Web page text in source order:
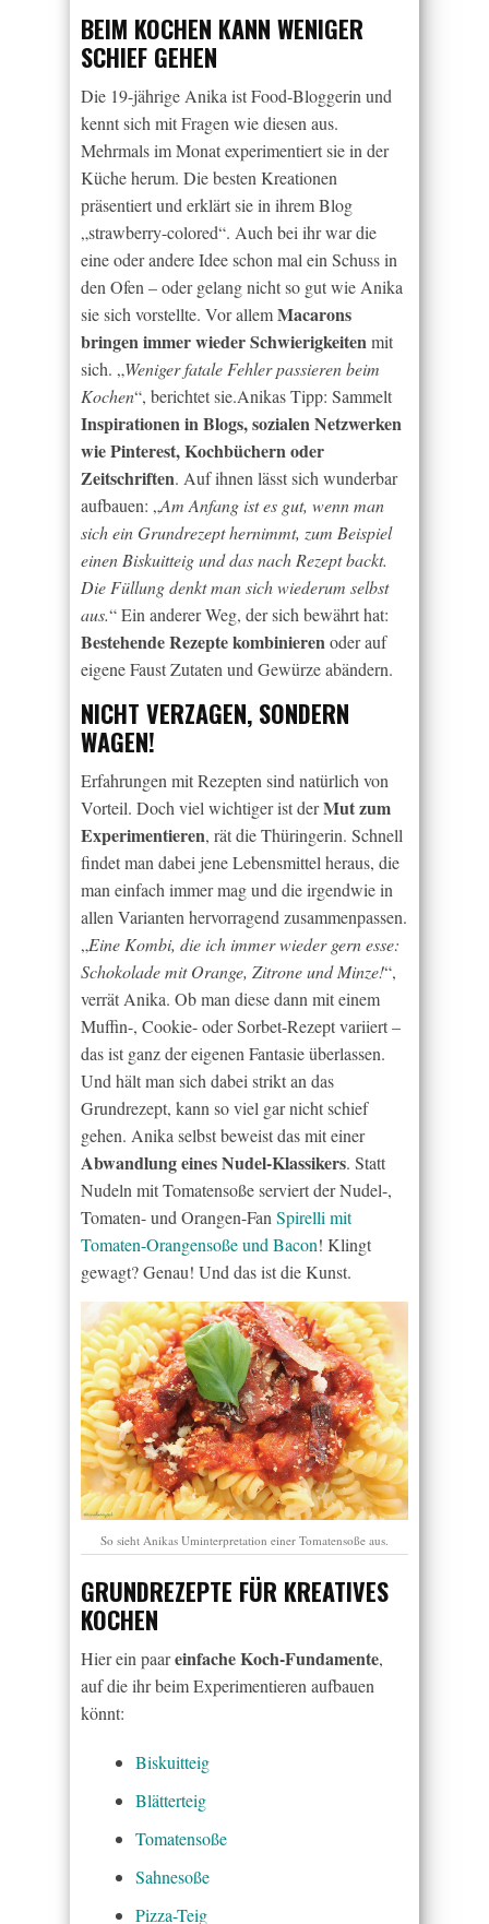
BEIM KOCHEN KANN WENIGER
SCHIEF GEHEN
Die 19-jährige Anika ist Food-Bloggerin und
kennt sich mit Fragen wie diesen aus.
Mehrmals im Monat experimentiert sie in der
Küche herum. Die besten Kreationen
präsentiert und erklärt sie in ihrem Blog
„strawberry-colored“. Auch bei ihr war die
eine oder andere Idee schon mal ein Schuss in
den Ofen – oder gelang nicht so gut wie Anika
sie sich vorstellte. Vor allemMacarons
bringen immer wieder Schwierigkeitenmit
sich. „Weniger fatale Fehler passieren beim
Kochen“, berichtet sie.Anikas Tipp: Sammelt
Inspirationen in Blogs, sozialen Netzwerken
wie Pinterest, Kochbüchern oder
Zeitschriften. Auf ihnen lässt sich wunderbar
aufbauen: „Am Anfang ist es gut, wenn man
sich ein Grundrezept hernimmt, zum Beispiel
einen Biskuitteig und das nach Rezept backt.
Die Füllung denkt man sich wiederum selbst
aus.“ Ein anderer Weg, der sich bewährt hat:
Bestehende Rezepte kombinierenoder auf
eigene Faust Zutaten und Gewürze abändern.
NICHT VERZAGEN, SONDERN
WAGEN!
Erfahrungen mit Rezepten sind natürlich von
Vorteil. Doch viel wichtiger ist derMut zum
Experimentieren, rät die Thüringerin. Schnell
findet man dabei jene Lebensmittel heraus, die
man einfach immer mag und die irgendwie in
allen Varianten hervorragend zusammenpassen.
„Eine Kombi, die ich immer wieder gern esse:
Schokolade mit Orange, Zitrone und Minze!“,
verrät Anika. Ob man diese dann mit einem
Muffin-, Cookie- oder Sorbet-Rezept variiert –
das ist ganz der eigenen Fantasie überlassen.
Und hält man sich dabei strikt an das
Grundrezept, kann so viel gar nicht schief
gehen. Anika selbst beweist das mit einer
Abwandlung eines Nudel-Klassikers. Statt
Nudeln mit Tomatensoße serviert der Nudel-,
Tomaten- und Orangen-FanSpirelli mit
Tomaten-Orangensoße und Bacon! Klingt
gewagt? Genau! Und das ist die Kunst.
So sieht Anikas Uminterpretation einer Tomatensoße aus.
GRUNDREZEPTE FÜR KREATIVES
KOCHEN
Hier ein paareinfache Koch-Fundamente,
auf die ihr beim Experimentieren aufbauen
könnt:
Biskuitteig
Blätterteig
Tomatensoße
Sahnesoße
Pizza-Teig